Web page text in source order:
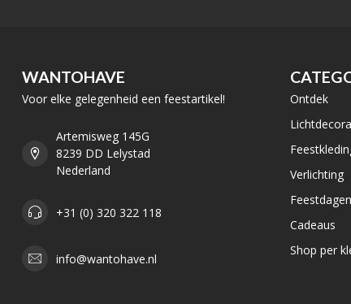
WANTOHAVE
Voor elke gelegenheid een feestartikel!
Artemisweg 145G
8239 DD Lelystad
Nederland
+31 (0) 320 322 118
info@wantohave.nl
Ontdek
Verlichting
Feestdagen
Cadeaus
Shop per